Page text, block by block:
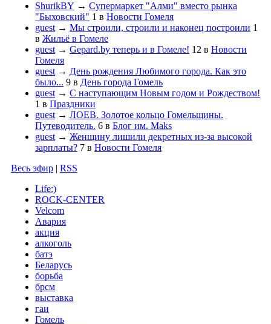
ShurikBY → Супермаркет "Алми" вместо рынка
"Быховский" 1 в Новости Гомеля
guest → Мы строили, строили и наконец построили 1
в Жильё в Гомеле
guest → Gepard.by теперь и в Гомеле! 12 в Новости
Гомеля
guest → День рождения Любимого города. Как это
было... 9 в День города Гомель
guest → С наступающим Новым годом и Рождеством!
1 в Праздники
guest → ЛОЕВ. Золотое кольцо Гомельщины.
Путеводитель. 6 в Блог им. Maks
guest → Женщину лишили декретных из-за высокой
зарплаты? 7 в Новости Гомеля
Весь эфир | RSS
Life:)
ROCK-CENTER
Velcom
Авария
акция
алкоголь
батэ
Беларусь
борьба
брсм
выставка
гаи
Гомель